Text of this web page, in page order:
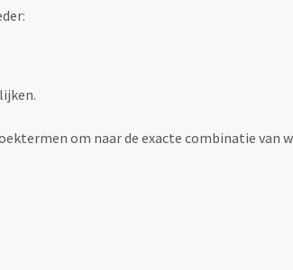
om naar de exacte combinatie van